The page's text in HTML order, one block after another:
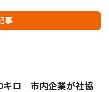
事
キロ 市内企業が社協